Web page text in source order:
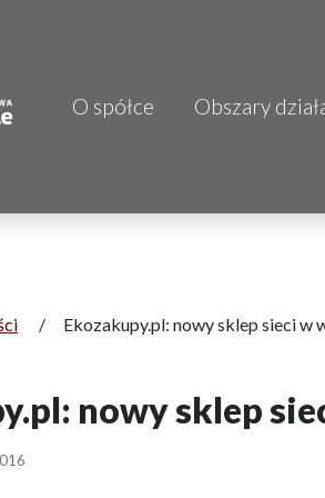
O spółce Obszary
CDI KB Sp. z
Projprzem
Fundacja
/ Ekozakupy.pl: nowy sklep sieci w
nowy sklep